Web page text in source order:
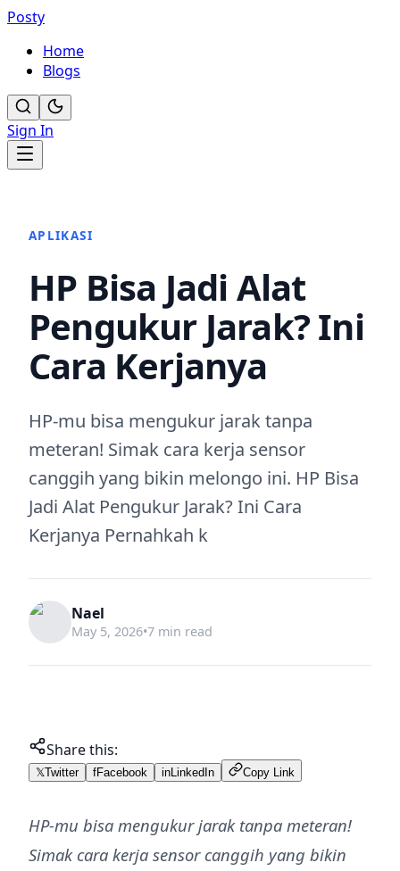
Posty
Home
Blogs
Sign In
APLIKASI
HP Bisa Jadi Alat
Pengukur Jarak? Ini
Cara Kerjanya
HP-mu bisa mengukur jarak tanpa
meteran! Simak cara kerja sensor
canggih yang bikin melongo ini. HP Bisa
Jadi Alat Pengukur Jarak? Ini Cara
Kerjanya Pernahkah k
Nael
May 5, 2026•7 min read
Share this:
𝕏Twitter fFacebook in LinkedIn Copy Link
HP-mu bisa mengukur jarak tanpa meteran!
Simak cara kerja sensor canggih yang bikin